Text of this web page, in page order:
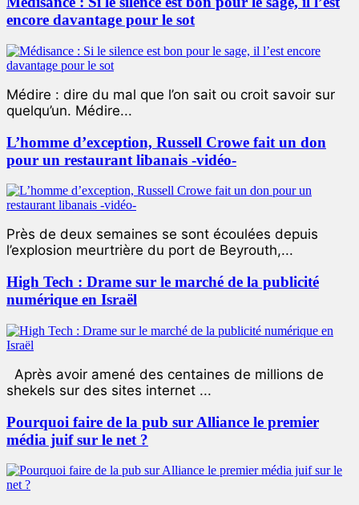
encore davantage pour le sot
Médire : dire du mal que l’on sait ou croit savoir sur
quelqu’un. Médire...
L’homme d’exception, Russell Crowe fait un don
pour un restaurant libanais -vidéo-
Près de deux semaines se sont écoulées depuis
l’explosion meurtrière du port de Beyrouth,...
High Tech : Drame sur le marché de la publicité
numérique en Israël
Après avoir amené des centaines de millions de
shekels sur des sites internet ...
Pourquoi faire de la pub sur Alliance le premier
média juif sur le net ?